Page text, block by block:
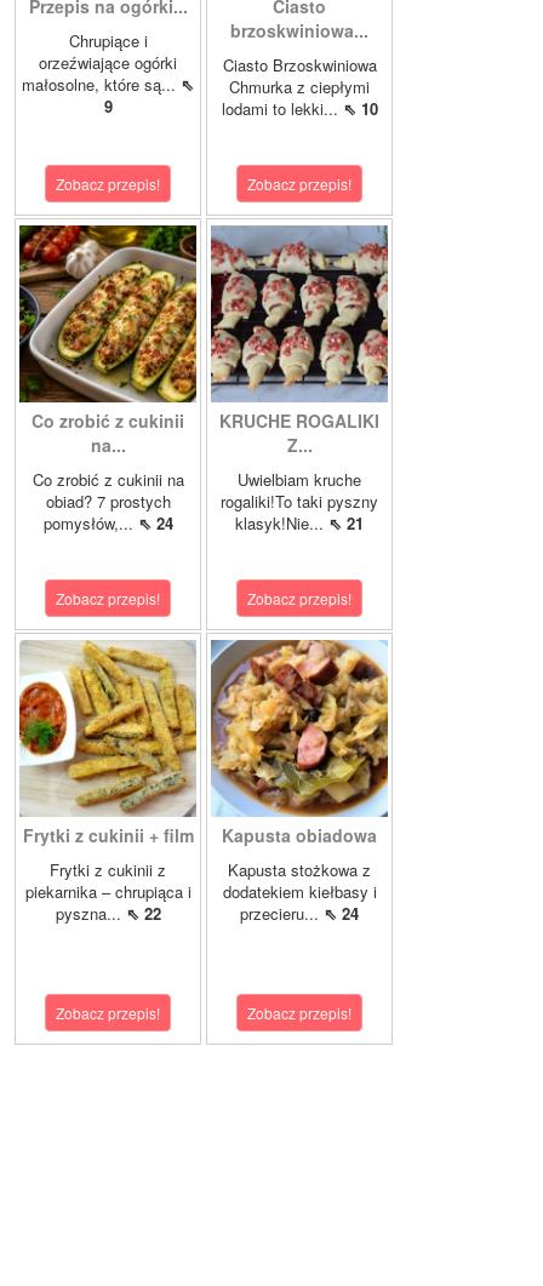
Przepis na ogórki...
Chrupiące i
orzeźwiające ogórki
małosolne, które są... ⇖
9
Zobacz przepis!
Ciasto
brzoskwiniowa...
Ciasto Brzoskwiniowa
Chmurka z ciepłymi
lodami to lekki... ⇖ 10
Zobacz przepis!
Co zrobić z cukinii
na...
Co zrobić z cukinii na
obiad? 7 prostych
pomysłów,... ⇖ 24
Zobacz przepis!
KRUCHE ROGALIKI
Z...
Uwielbiam kruche
rogaliki!To taki pyszny
klasyk!Nie... ⇖ 21
Zobacz przepis!
Frytki z cukinii + film
Frytki z cukinii z
piekarnika – chrupiąca i
pyszna... ⇖ 22
Zobacz przepis!
Kapusta obiadowa
Kapusta stożkowa z
dodatekiem kiełbasy i
przecieru... ⇖ 24
Zobacz przepis!